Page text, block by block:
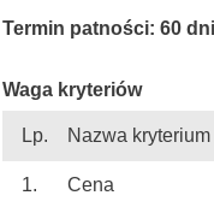
Termin patności: 60 dni
Waga kryteriów
Lp. Nazwa kryterium
1. Cena